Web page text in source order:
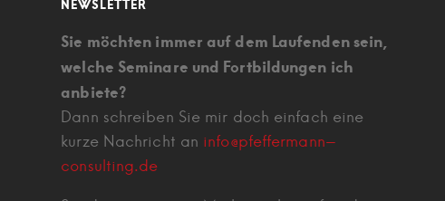
NEWSLETTER
Sie möchten immer auf dem Laufenden sein,
welche Seminare und Fortbildungen ich
anbiete?
Dann schreiben Sie mir doch einfach eine
kurze Nachricht an info@pfeffermann-
consulting.de